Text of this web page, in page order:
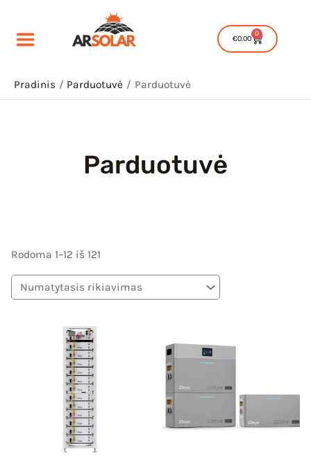
turinio
€0.00
0
Cart
Pradinis Parduotuvė Parduotuvė
Parduotuvė
Rodoma 1–12 iš 121